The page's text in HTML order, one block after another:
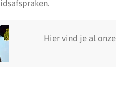
Hier vind je al